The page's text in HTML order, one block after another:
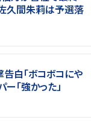
間朱莉は予選落
告白「ボコボコにや
「強かった」